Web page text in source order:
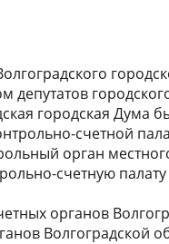
Совет контрольно-
Волгоградской
городская Дума
счетной
орган
счетную палату
органов
Волгоградской